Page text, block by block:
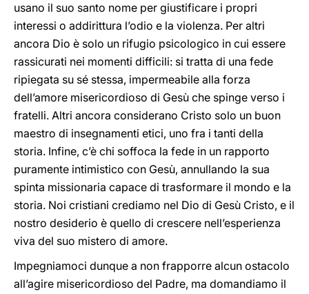
usano il suo santo nome per giustificare i propri
interessi o addirittura l’odio e la violenza. Per altri
ancora Dio è solo un rifugio psicologico in cui essere
rassicurati nei momenti difficili: si tratta di una fede
ripiegata su sé stessa, impermeabile alla forza
dell’amore misericordioso di Gesù che spinge verso i
fratelli. Altri ancora considerano Cristo solo un buon
maestro di insegnamenti etici, uno fra i tanti della
storia. Infine, c’è chi soffoca la fede in un rapporto
puramente intimistico con Gesù, annullando la sua
spinta missionaria capace di trasformare il mondo e la
storia. Noi cristiani crediamo nel Dio di Gesù Cristo, e il
nostro desiderio è quello di crescere nell’esperienza
viva del suo mistero di amore.
Impegniamoci dunque a non frapporre alcun ostacolo
all’agire misericordioso del Padre, ma domandiamo il